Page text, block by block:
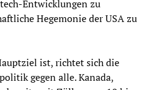
Entwicklungen zu
Hegemonie der USA zu
ist, richtet sich die
gegen alle. Kanada,